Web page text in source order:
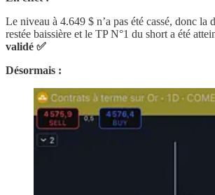
Le niveau à 4.649 $ n’a pas été cassé, donc la
restée baissière et le TP N°1 du short a été
validé ✅
Désormais :